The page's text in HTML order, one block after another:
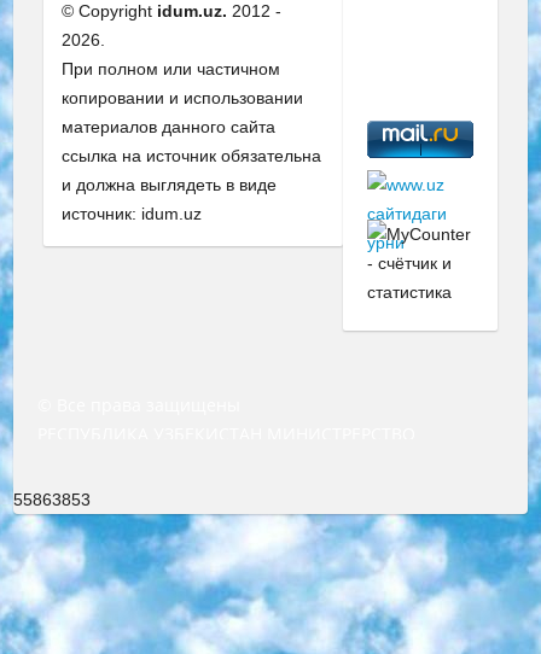
© Copyright idum.uz. 2012 -
2026.
При полном или частичном
копировании и использовании
материалов данного сайта
ссылка на источник обязательна
и должна выглядеть в виде
источник: idum.uz
55863853